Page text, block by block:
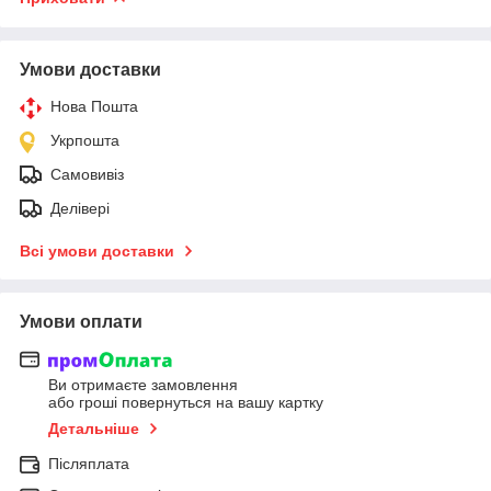
Умови доставки
Нова Пошта
Укрпошта
Самовивіз
Делівері
Всі умови доставки
Умови оплати
Ви отримаєте замовлення
або гроші повернуться на вашу картку
Детальніше
Післяплата